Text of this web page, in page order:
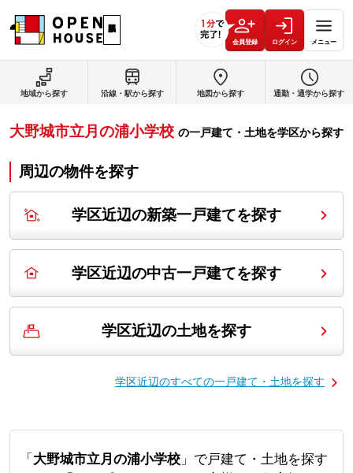
会員登録 ログイン メニュー
地域から探す 沿線・駅から探す 地図から探す 通勤・通学から探す
大野城市立月の浦小学校 の一戸建て・土地を学区から探す
周辺の物件を探す
学区近辺の新築一戸建てを探す
学区近辺の中古一戸建てを探す
学区近辺の土地を探す
学区近辺のすべての一戸建て・土地を探す
「 大野城市立月の浦小学校」で戸建て・土地を探す